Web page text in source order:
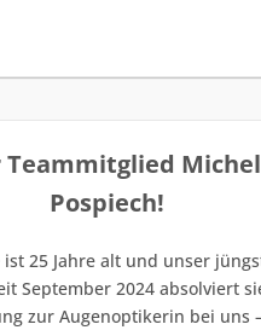
Teammitglied
Pospiech!
25 Jahre alt und unser
September 2024 absolviert
zur Augenoptikerin bei uns